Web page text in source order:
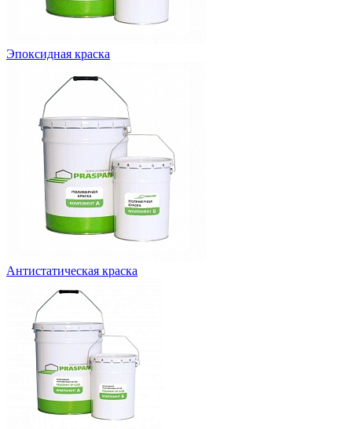
Эпоксидная краска
Антистатическая краска